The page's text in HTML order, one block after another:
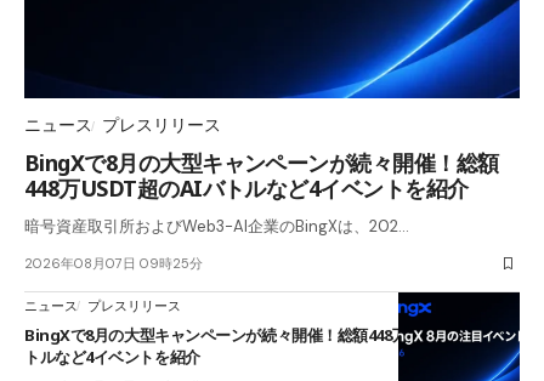
ニュース プレスリリース
BingXで8月の大型キャンペーンが続々開催！総額
448万USDT超のAIバトルなど4イベントを紹介
暗号資産取引所およびWeb3-AI企業のBingXは、202…
2026年08月07日 09時25分
ニュース プレスリリース
BingXで8月の大型キャンペーンが続々開催！総額448万USDT超のAIバ
トルなど4イベントを紹介